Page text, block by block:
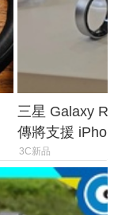
三星 Galaxy
傳將支援
慧家電連動功
3C新品